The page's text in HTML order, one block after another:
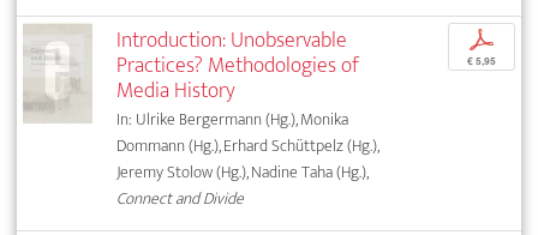
Introduction: Unobservable
Practices? Methodologies of
Media History
In: Ulrike Bergermann (Hg.), Monika
Dommann (Hg.), Erhard Schüttpelz (Hg.),
Jeremy Stolow (Hg.), Nadine Taha (Hg.),
Connect and Divide
p
€ 5,95